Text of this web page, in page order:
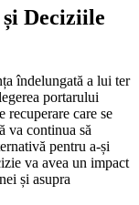
Deciziile
îndelungată a lui ter
portarului
recuperare care se
va continua să
pentru a-și
va avea un impact
și asupra